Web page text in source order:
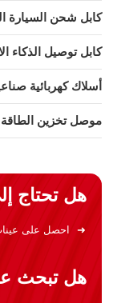
كابل شحن السيارة
كابل توصيل الذكاء
أسلاك كهربائية
موصل تخزين الطاقة
هل تحتاج
احصل على
هل تبحث